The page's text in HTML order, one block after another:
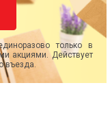
только в
акциями. Действует
въезда.